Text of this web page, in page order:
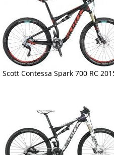
Scott Contessa Spark 700 RC